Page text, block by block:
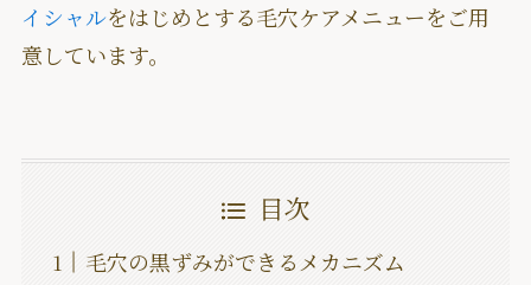
イシャルをはじめとする毛穴ケアメニューをご用
意しています。
目次
毛穴の黒ずみができるメカニズム